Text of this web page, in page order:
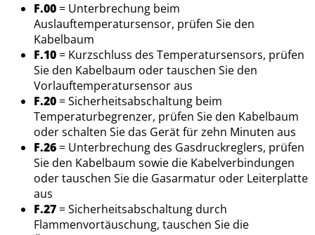
F.00= Unterbrechung beim
Auslauftemperatursensor, prüfen Sie den
Kabelbaum
F.10= Kurzschluss des Temperatursensors, prüfen
Sie den Kabelbaum oder tauschen Sie den
Vorlauftemperatursensor aus
F.20= Sicherheitsabschaltung beim
Temperaturbegrenzer, prüfen Sie den Kabelbaum
oder schalten Sie das Gerät für zehn Minuten aus
F.26= Unterbrechung des Gasdruckreglers, prüfen
Sie den Kabelbaum sowie die Kabelverbindungen
oder tauschen Sie die Gasarmatur oder Leiterplatte
aus
F.27= Sicherheitsabschaltung durch
Flammenvortäuschung, tauschen Sie die